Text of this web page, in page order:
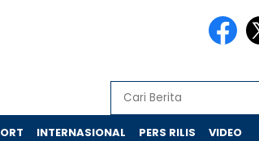
INTERNASIONAL PERS RILIS VIDEO